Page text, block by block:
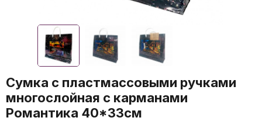
Сумка с пластмассовыми ручками
многослойная с карманами
Романтика 40*33см